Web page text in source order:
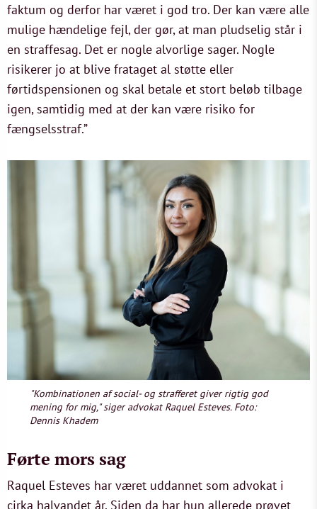
faktum og derfor har været i god tro. Der kan være alle
mulige hændelige fejl, der gør, at man pludselig står i
en straffesag. Det er nogle alvorlige sager. Nogle
risikerer jo at blive frataget al støtte eller
førtidspensionen og skal betale et stort beløb tilbage
igen, samtidig med at der kan være risiko for
fængselsstraf.”
"Kombinationen af social- og strafferet giver rigtig god
mening for mig," siger advokat Raquel Esteves. Foto:
Dennis Khadem
Førte mors sag
Raquel Esteves har været uddannet som advokat i
cirka halvandet år. Siden da har hun allerede prøvet